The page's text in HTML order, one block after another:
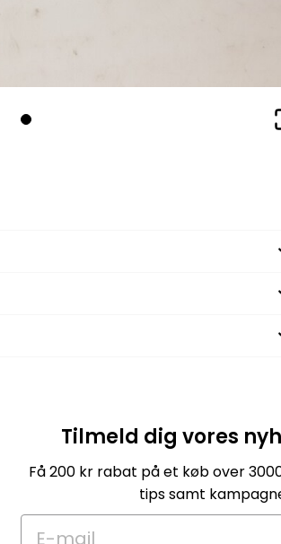
Tilmeld dig vores
Få 200 kr rabat på et køb over
tips samt
E-mail